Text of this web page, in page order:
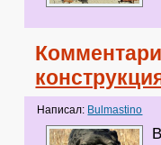
Написал: Bulmastino